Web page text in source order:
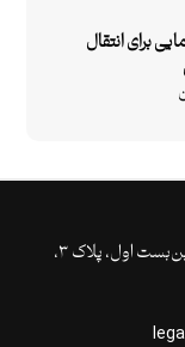
برای انتقال
تهـران،‌ خیابان انقلاب، خیابان خارک، کوچۀ بن‌بست اول، پلاک ۳،